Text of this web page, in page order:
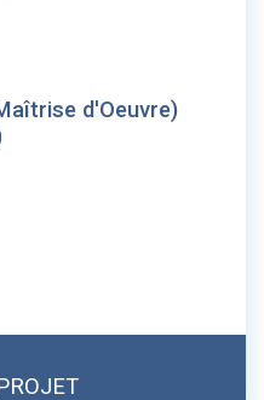
d'Oeuvre)